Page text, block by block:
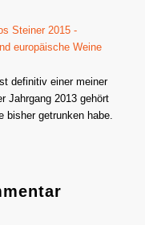
Steiner 2015 -
europäische Weine
definitiv einer meiner
Jahrgang 2013 gehört
getrunken habe.